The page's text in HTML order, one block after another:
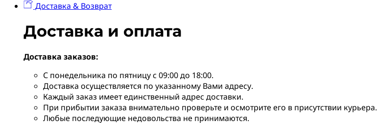
Доставка & Возврат
Доставка и оплата
Доставка заказов:
С понедельника по пятницу с 09:00 до 18:00.
Доставка осуществляется по указанному Вами адресу.
Каждый заказ имеет единственный адрес доставки.
При прибытии заказа внимательно проверьте и осмотрите его в присутствии курьера.
Любые последующие недовольства не принимаются.